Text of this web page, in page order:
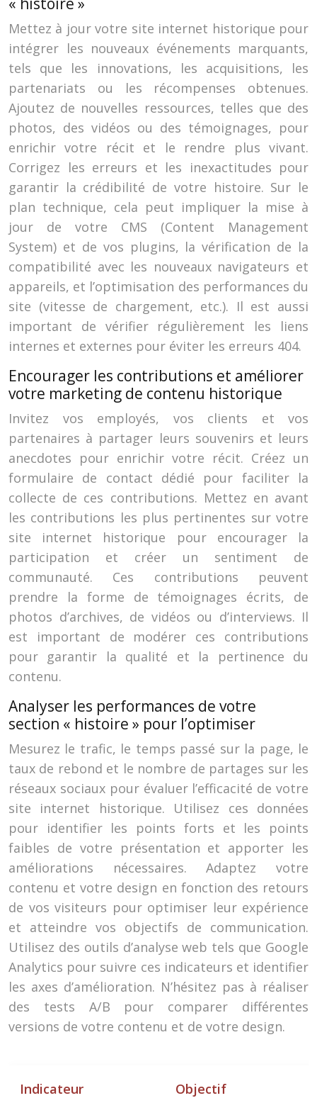
Mettez à jour votre site internet historique pour
intégrer les nouveaux événements marquants,
tels que les innovations, les acquisitions, les
partenariats ou les récompenses obtenues.
Ajoutez de nouvelles ressources, telles que des
photos, des vidéos ou des témoignages, pour
enrichir votre récit et le rendre plus vivant.
Corrigez les erreurs et les inexactitudes pour
garantir la crédibilité de votre histoire. Sur le
plan technique, cela peut impliquer la mise à
jour de votre CMS (Content Management
System) et de vos plugins, la vérification de la
compatibilité avec les nouveaux navigateurs et
appareils, et l’optimisation des performances du
site (vitesse de chargement, etc.). Il est aussi
important de vérifier régulièrement les liens
internes et externes pour éviter les erreurs 404.
Encourager les contributions et améliorer
votre marketing de contenu historique
Invitez vos employés, vos clients et vos
partenaires à partager leurs souvenirs et leurs
anecdotes pour enrichir votre récit. Créez un
formulaire de contact dédié pour faciliter la
collecte de ces contributions. Mettez en avant
les contributions les plus pertinentes sur votre
site internet historique pour encourager la
participation et créer un sentiment de
communauté. Ces contributions peuvent
prendre la forme de témoignages écrits, de
photos d’archives, de vidéos ou d’interviews. Il
est important de modérer ces contributions
pour garantir la qualité et la pertinence du
contenu.
Analyser les performances de votre
section « histoire » pour l’optimiser
Mesurez le trafic, le temps passé sur la page, le
taux de rebond et le nombre de partages sur les
réseaux sociaux pour évaluer l’efficacité de votre
site internet historique. Utilisez ces données
pour identifier les points forts et les points
faibles de votre présentation et apporter les
améliorations nécessaires. Adaptez votre
contenu et votre design en fonction des retours
de vos visiteurs pour optimiser leur expérience
et atteindre vos objectifs de communication.
Utilisez des outils d’analyse web tels que Google
Analytics pour suivre ces indicateurs et identifier
les axes d’amélioration. N’hésitez pas à réaliser
des tests A/B pour comparer différentes
versions de votre contenu et de votre design.
Indicateur Objectif